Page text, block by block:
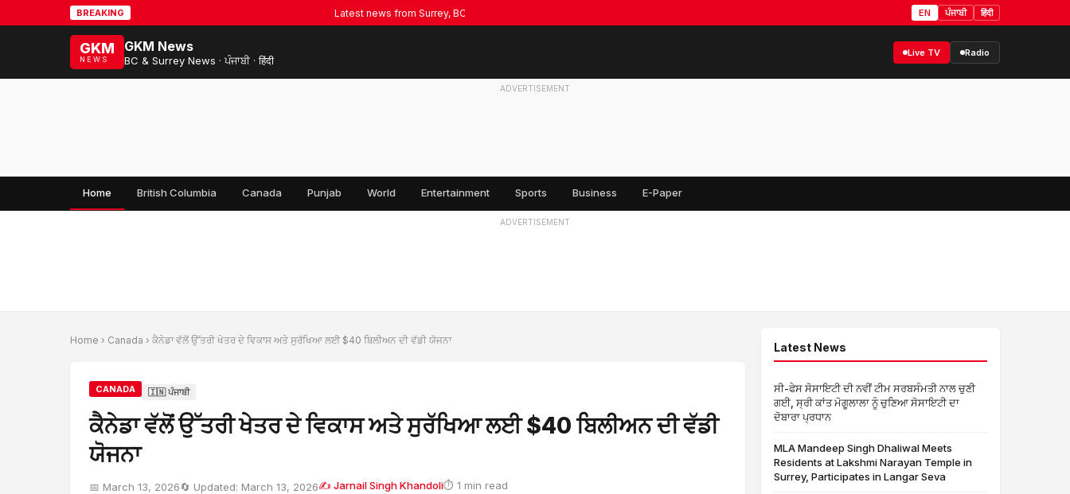
BREAKING Latest news from Surrey, BC & Punjab — Stay updated with GKM News EN ਪੰਜਾਬੀ हिंदी
GKM
NEWS
GKM News
BC & Surrey News · ਪੰਜਾਬੀ · हिंदी
Live TV Radio
ADVERTISEMENT
Home British Columbia Canada Punjab World Entertainment Sports Business E-Paper
ADVERTISEMENT
Home › Canada › ਕੈਨੇਡਾ ਵੱਲੋਂ ਉੱਤਰੀ ਖੇਤਰ ਦੇ ਵਿਕਾਸ ਅਤੇ ਸੁਰੱਖਿਆ ਲਈ $40 ਬਿਲੀਅਨ ਦੀ ਵੱਡੀ ਯੋਜਨਾ
CANADA 🇮🇳 ਪੰਜਾਬੀ
ਕੈਨੇਡਾ ਵੱਲੋਂ ਉੱਤਰੀ ਖੇਤਰ ਦੇ ਵਿਕਾਸ ਅਤੇ ਸੁਰੱਖਿਆ ਲਈ $40 ਬਿਲੀਅਨ ਦੀ ਵੱਡੀ
ਯੋਜਨਾ
📅 March 13, 2026🔄 Updated: March 13, 2026✍ Jarnail Singh Khandoli⏱ 1 min read
Latest News
ਸੀ-ਫੇਸ ਸੋਸਾਇਟੀ ਦੀ ਨਵੀਂ ਟੀਮ ਸਰਬਸੰਮਤੀ ਨਾਲ ਚੁਣੀ
ਗਈ, ਸ੍ਰੀ ਕਾਂਤ ਮੋਗੂਲਾਲਾ ਨੂੰ ਚੁਣਿਆ ਸੋਸਾਇਟੀ ਦਾ
ਦੋਬਾਰਾ ਪ੍ਰਧਾਨ
MLA Mandeep Singh Dhaliwal Meets
Residents at Lakshmi Narayan Temple in
Surrey, Participates in Langar Seva